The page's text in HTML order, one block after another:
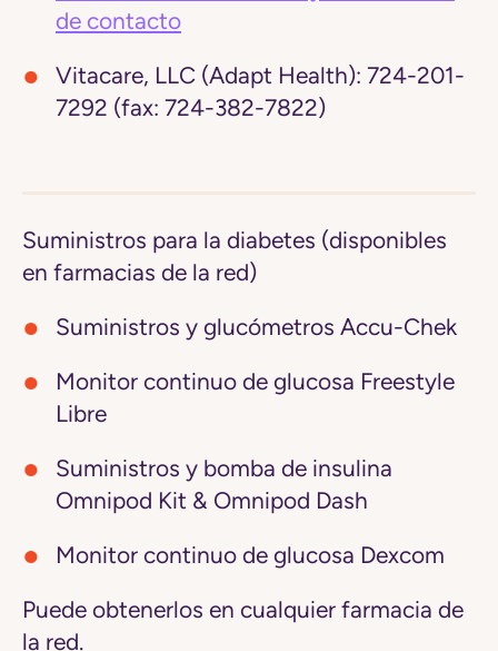
de contacto
Vitacare, LLC (Adapt Health): 724-201-
7292 (fax: 724-382-7822)
Suministros para la diabetes (disponibles
en farmacias de la red)
Suministros y glucómetros Accu-Chek
Monitor continuo de glucosa Freestyle
Libre
Suministros y bomba de insulina
Omnipod Kit & Omnipod Dash
Monitor continuo de glucosa Dexcom
Puede obtenerlos en cualquier farmacia de
la red.